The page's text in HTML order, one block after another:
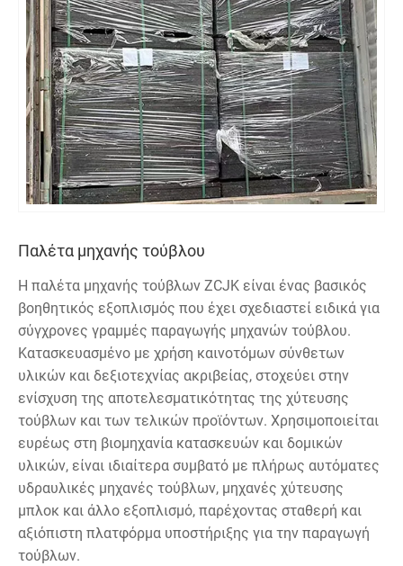
Παλέτα μηχανής τούβλου
Η παλέτα μηχανής τούβλων ZCJK είναι ένας βασικός
βοηθητικός εξοπλισμός που έχει σχεδιαστεί ειδικά για
σύγχρονες γραμμές παραγωγής μηχανών τούβλου.
Κατασκευασμένο με χρήση καινοτόμων σύνθετων
υλικών και δεξιοτεχνίας ακριβείας, στοχεύει στην
ενίσχυση της αποτελεσματικότητας της χύτευσης
τούβλων και των τελικών προϊόντων. Χρησιμοποιείται
ευρέως στη βιομηχανία κατασκευών και δομικών
υλικών, είναι ιδιαίτερα συμβατό με πλήρως αυτόματες
υδραυλικές μηχανές τούβλων, μηχανές χύτευσης
μπλοκ και άλλο εξοπλισμό, παρέχοντας σταθερή και
αξιόπιστη πλατφόρμα υποστήριξης για την παραγωγή
τούβλων.